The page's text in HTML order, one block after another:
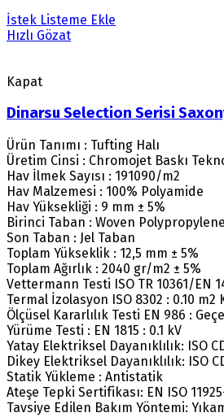
İstek Listeme Ekle
Hızlı Gözat
Kapat
Dinarsu Selection Serisi
Ürün Tanımı : Tufting Halı
Üretim Cinsi : Chromojet Baskı
Hav İlmek Sayısı : 191090/m2
Hav Malzemesi : 100% Polyamide
Hav Yüksekliği : 9 mm ± 5%
Birinci Taban : Woven Polypropylene
Son Taban : Jel Taban
Toplam Yükseklik : 12,5 mm ± 5%
Toplam Ağırlık : 2040 gr/m2 ± 5%
Vettermann Testi ISO TR 10361/EN
Termal İzolasyon ISO 8302 : 0.10 m2
Ölçüsel Kararlılık Testi EN 986 :
Yürüme Testi : EN 1815 : 0.1 kV
Yatay Elektriksel Dayanıklılık: ISO
Dikey Elektriksel Dayanıklılık: ISO
Statik Yükleme : Antistatik
Ateşe Tepki Sertifikası: EN ISO
Tavsiye Edilen Bakım Yöntemi: